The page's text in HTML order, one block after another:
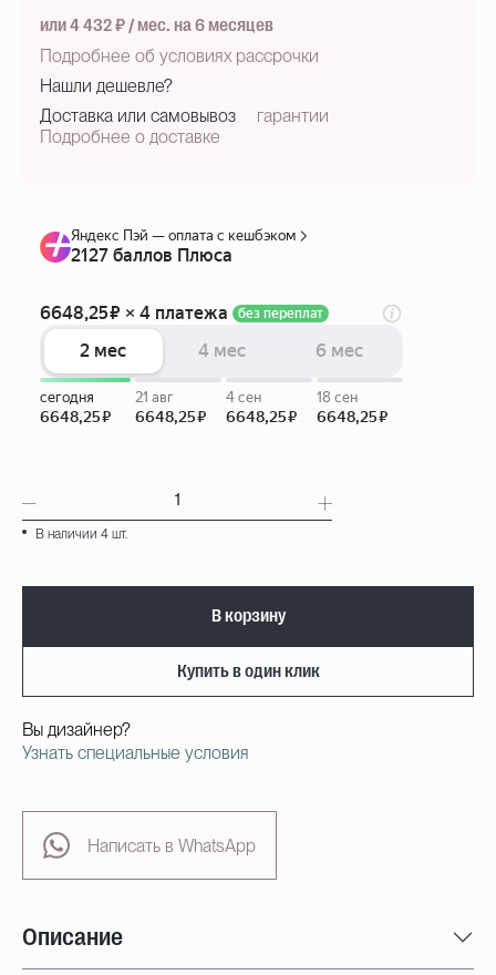
В наличии 4 шт.
В корзину
Купить в один клик
Вы дизайнер?
Узнать специальные условия
Написать в WhatsApp
Описание
или 4 432 ₽ / мес. на 6 месяцев
Подробнее об условиях рассрочки
Нашли дешевле?
Доставка или самовывоз
Подробнее о доставке
гарантии